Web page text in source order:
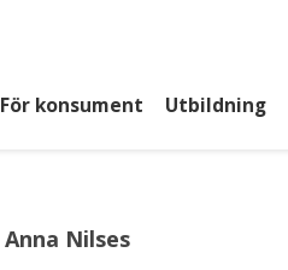
För konsument Utbildning
Anna Nilses